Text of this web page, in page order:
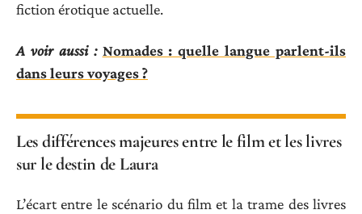
fiction érotique actuelle.
A voir aussi : Nomades : quelle langue parlent-ils
dans leurs voyages ?
Les différences majeures entre le film et les livres
sur le destin de Laura
L’écart entre le scénario du film et la trame des livres